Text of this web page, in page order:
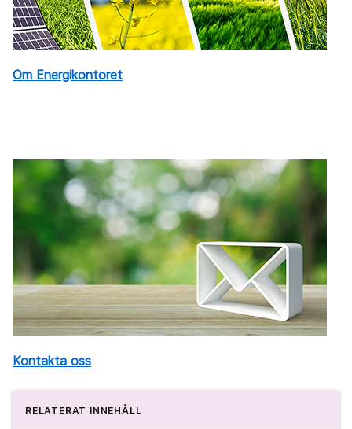
Om Energikontoret
Kontakta oss
RELATERAT INNEHÅLL